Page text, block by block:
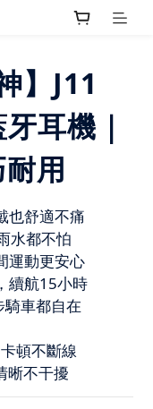
】J11
耳機｜
用
也舒適不痛
水都不怕
運動更安心
續航15小時
騎車都自在
頓不斷線
晰不干擾